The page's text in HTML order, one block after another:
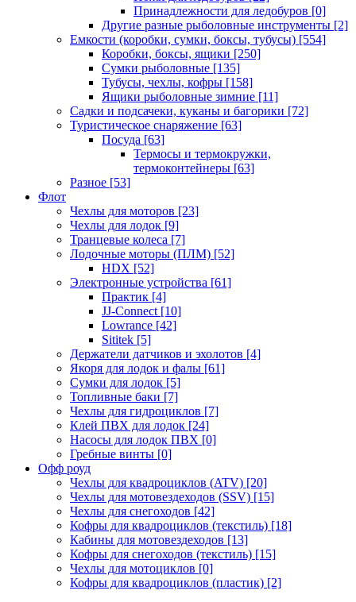
Принадлежности для ледобуров [0]
Другие разные рыболовные инструменты [2]
Емкости (коробки, сумки, боксы, тубусы) [554]
Коробки, боксы, ящики [250]
Сумки рыболовные [135]
Тубусы, чехлы, кофры [158]
Ящики рыболовные зимние [11]
Садки и подсачеки, куканы и багорики [72]
Туристическое снаряжение [63]
Посуда [63]
Термосы и термокружки,
термоконтейнеры [63]
Разное [53]
Флот
Чехлы для моторов [23]
Чехлы для лодок [9]
Транцевые колеса [7]
Лодочные моторы (ПЛМ) [52]
HDX [52]
Электронные устройства [61]
Практик [4]
JJ-Connect [10]
Lowrance [42]
Sititek [5]
Держатели датчиков и эхолотов [4]
Якоря для лодок и фалы [61]
Сумки для лодок [5]
Топливные баки [7]
Чехлы для гидроциклов [7]
Клей ПВХ для лодок [24]
Насосы для лодок ПВХ [0]
Гребные винты [0]
Офф роуд
Чехлы для квадроциклов (ATV) [20]
Чехлы для мотовездеходов (SSV) [15]
Чехлы для снегоходов [42]
Кофры для квадроциклов (текстиль) [18]
Кабины для мотовездеходов [13]
Кофры для снегоходов (текстиль) [15]
Чехлы для мотоциклов [0]
Кофры для квадроциклов (пластик) [2]